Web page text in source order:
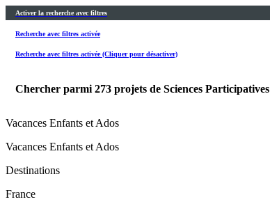
Activer la recherche avec filtres
Recherche avec filtres activée
Recherche avec filtres activée (Cliquer pour désactiver)
Chercher parmi 273 projets de Sciences Participatives
Vacances Enfants et Ados
Vacances Enfants et Ados
Destinations
France